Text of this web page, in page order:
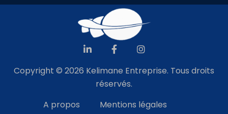
Copyright © 2026 Kelimane Entreprise. Tous droits
réservés.
A propos
Mentions légales